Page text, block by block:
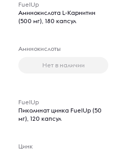
FuelUp
Аминокислота L-Карнитин
(500 мг), 180 капсул
Аминокислоты
Нет в наличии
FuelUp
Пиколинат цинка FuelUp (50
мг), 120 капсул
Цинк